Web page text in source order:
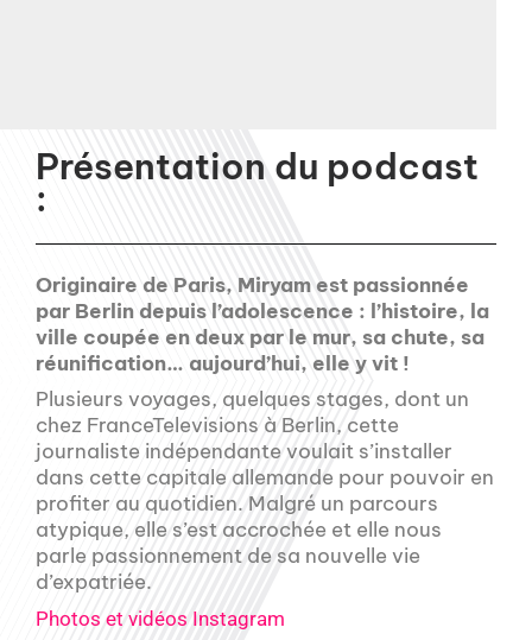
Présentation du podcast
:
Originaire de Paris, Miryam est passionnée
par Berlin depuis l’adolescence : l’histoire, la
ville coupée en deux par le mur, sa chute, sa
réunification… aujourd’hui, elle y vit !
Plusieurs voyages, quelques stages, dont un
chez FranceTelevisions à Berlin, cette
journaliste indépendante voulait s’installer
dans cette capitale allemande pour pouvoir en
profiter au quotidien. Malgré un parcours
atypique, elle s’est accrochée et elle nous
parle passionnement de sa nouvelle vie
d’expatriée.
Photos et vidéos Instagram